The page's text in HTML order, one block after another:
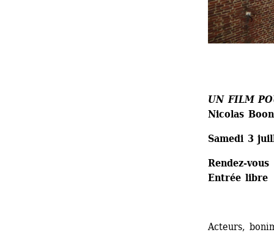
UN FILM
Nicolas
Samedi 3
Rendez-
Entrée libre
Acteurs,